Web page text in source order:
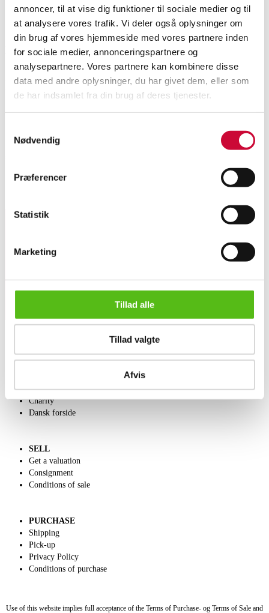
annoncer, til at vise dig funktioner til sociale medier og til
at analysere vores trafik. Vi deler også oplysninger om
din brug af vores hjemmeside med vores partnere inden
for sociale medier, annonceringspartnere og
analysepartnere. Vores partnere kan kombinere disse
data med andre oplysninger, du har givet dem, eller som
de har indsamlet fra din brug af deres tjenester.
Nødvendig
Præferencer
Statistik
Marketing
Tillad alle
Tillad valgte
Afvis
Silver flatware
Egon Lauridsen. A set of 12 dessert spoons of gold-plated st...
SHOWROOM
Vejle
ESTIMATE
DKK 3,000
ITEM NUMBER
6547355
Description
Ela (Egon Lauridsen, Copenhagen 1936-1966). A set of 12 small dessert
Sign up for our newsletter and receive news and offers
Call us +45 44509800
Charity
Dansk forside
SELL
Get a valuation
Consignment
Conditions of sale
PURCHASE
Shipping
Pick-up
Privacy Policy
Conditions of purchase
Use of this website implies full acceptance of the Terms of Purchase- og Terms of Sale and